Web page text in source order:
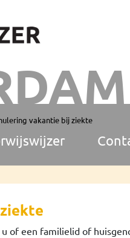
vakantie bij ziekte
of een familielid of